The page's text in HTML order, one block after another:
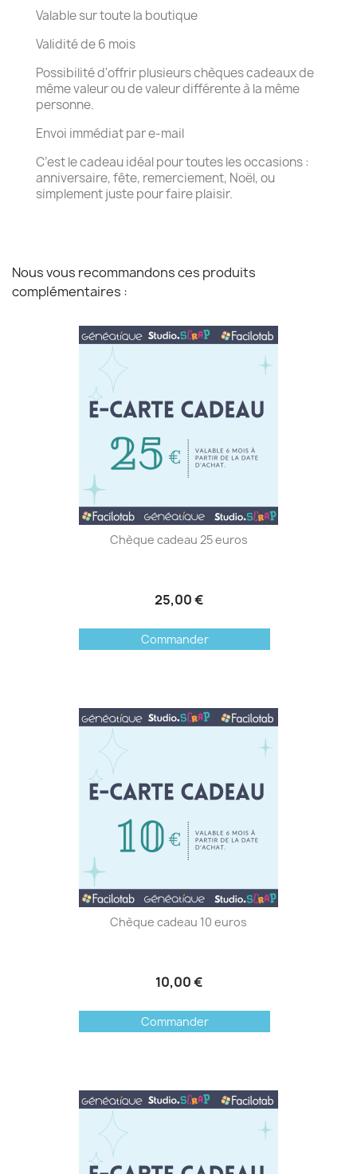
Valable sur toute la boutique
Validité de 6 mois
Possibilité d'offrir plusieurs chèques cadeaux de
même valeur ou de valeur différente à la même
personne.
Envoi immédiat par e-mail
C’est le cadeau idéal pour toutes les occasions :
anniversaire, fête, remerciement, Noël, ou
simplement juste pour faire plaisir.
Nous vous recommandons ces produits
complémentaires :
Chèque cadeau 25 euros
25,00 €
Commander
Chèque cadeau 10 euros
10,00 €
Commander